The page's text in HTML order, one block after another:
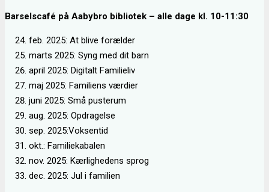
Barselscafé på Aabybro bibliotek – alle dage kl. 10-11:30
feb. 2025: At blive forælder
marts 2025: Syng med dit barn
april 2025: Digitalt Familieliv
maj 2025: Familiens værdier
juni 2025: Små pusterum
aug. 2025: Opdragelse
sep. 2025:Voksentid
okt.: Familiekabalen
nov. 2025: Kærlighedens sprog
dec. 2025: Jul i familien